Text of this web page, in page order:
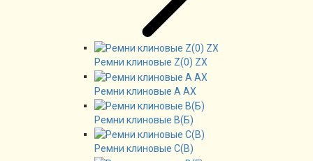
Ремни клиновые Z(0) ZX
Ремни клиновые А AX
Ремни клиновые В(Б)
Ремни клиновые C(B)